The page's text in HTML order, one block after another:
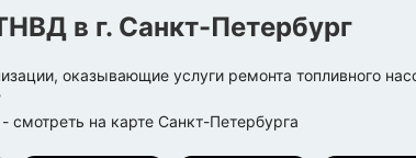
в г. Санкт-Петербург
оказывающие услуги ремонта топливного
- смотреть на карте Санкт-Петербурга